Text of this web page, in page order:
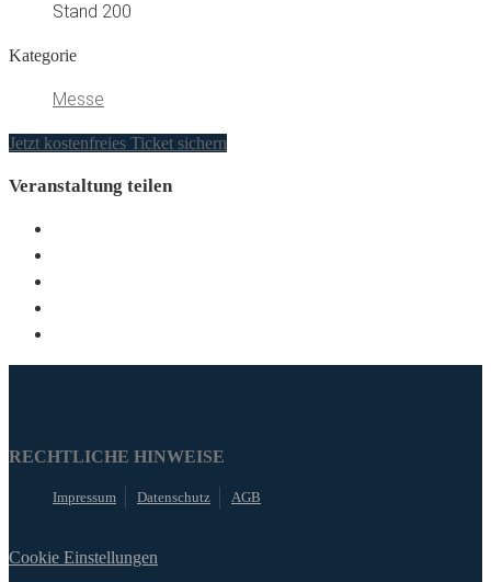
Stand 200
Kategorie
Messe
Jetzt kostenfreies Ticket sichern
Veranstaltung teilen
RECHTLICHE HINWEISE
Impressum Datenschutz AGB
Cookie Einstellungen